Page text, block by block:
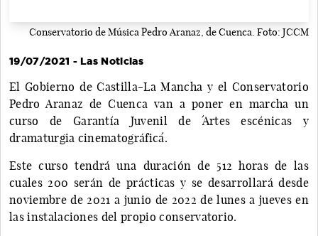
Conservatorio de Música Pedro Aranaz, de Cuenca. Foto: JCCM
19/07/2021 - Las Noticias
El Gobierno de Castilla-La Mancha y el Conservatorio
Pedro Aranaz de Cuenca van a poner en marcha un
curso de Garantía Juvenil de ´Artes escénicas y
dramaturgia cinematográfica´.
Este curso tendrá una duración de 512 horas de las
cuales 200 serán de prácticas y se desarrollará desde
noviembre de 2021 a junio de 2022 de lunes a jueves en
las instalaciones del propio conservatorio.